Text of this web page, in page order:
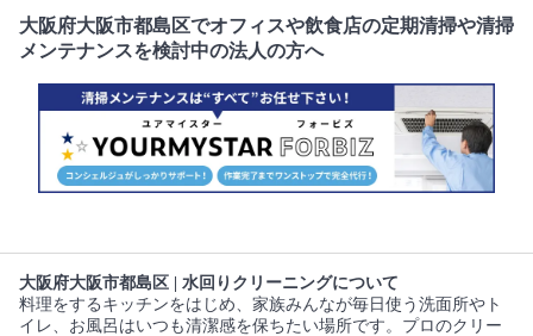
大阪府大阪市都島区でオフィスや飲食店の定期清掃や清掃
メンテナンスを検討中の法人の方へ
大阪府大阪市都島区 | 水回りクリーニングについて
料理をするキッチンをはじめ、家族みんなが毎日使う洗面所やト
イレ、お風呂はいつも清潔感を保ちたい場所です。プロのクリー